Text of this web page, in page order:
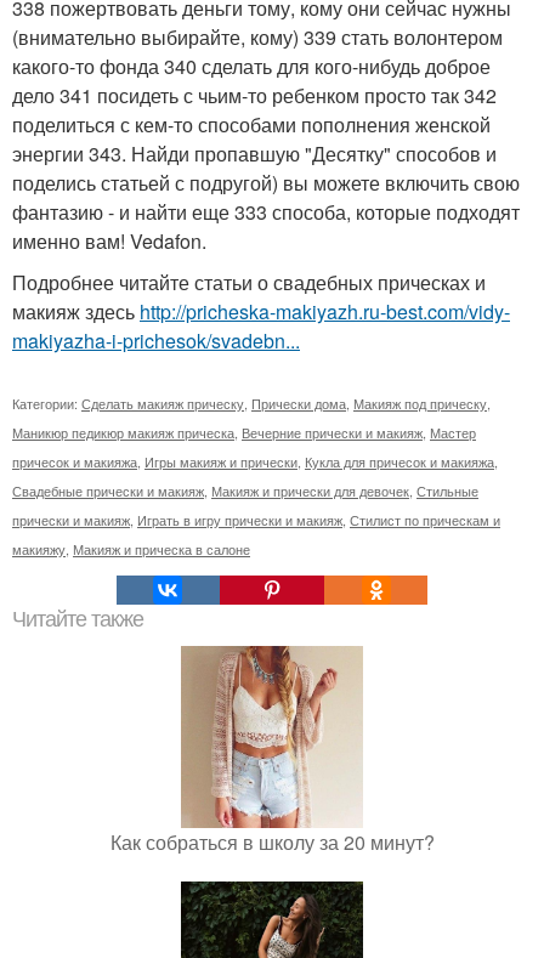
338 пожертвовать деньги тому, кому они сейчас нужны
(внимательно выбирайте, кому) 339 стать волонтером
какого-то фонда 340 сделать для кого-нибудь доброе
дело 341 посидеть с чьим-то ребенком просто так 342
поделиться с кем-то способами пополнения женской
энергии 343. Найди пропавшую "Десятку" способов и
поделись статьей с подругой) вы можете включить свою
фантазию - и найти еще 333 способа, которые подходят
именно вам! Vedafon.
Подробнее читайте статьи о свадебных прическах и
макияж здесь http://pricheska-makiyazh.ru-best.com/vidy-
makiyazha-i-prichesok/svadebn...
Категории: Сделать макияж прическу, Прически дома, Макияж под прическу,
Маникюр педикюр макияж прическа, Вечерние прически и макияж, Мастер
причесок и макияжа, Игры макияж и прически, Кукла для причесок и макияжа,
Свадебные прически и макияж, Макияж и прически для девочек, Стильные
прически и макияж, Играть в игру прически и макияж, Стилист по прическам и
макияжу, Макияж и прическа в салоне
Читайте также
Как собраться в школу за 20 минут?